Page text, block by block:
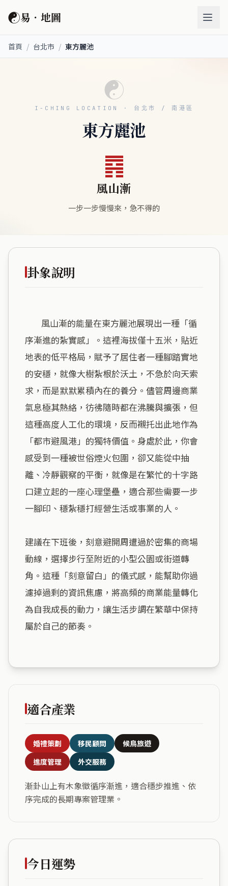
☯易．地圖
首頁 / 台北市 / 東方麗池
☯
I-CHING LOCATION · 台北市 / 南港區
東方麗池
䷴
風山漸
一步一步慢慢來，急不得的
卦象說明
序漸進的紮實感」。這裡海拔僅十五米，貼近
地表的低平格局，賦予了居住者一種腳踏實地
的安穩，就像大樹紮根於沃土，不急於向天索
求，而是默默累積內在的養分。儘管周邊商業
氣息極其熱絡，彷彿隨時都在沸騰與擴張，但
這種高度人工化的環境，反而襯托出此地作為
「都市避風港」的獨特價值。身處於此，你會
感受到一種被世俗煙火包圍，卻又能從中抽
離、冷靜觀察的平衡，就像是在繁忙的十字路
口建立起的一座心理堡壘，適合那些需要一步
一腳印、穩紮穩打經營生活或事業的人。
建議在下班後，刻意避開周遭過於密集的商場
動線，選擇步行至附近的小型公園或街道轉
角。這種「刻意留白」的儀式感，能幫助你過
濾掉過剩的資訊焦慮，將高頻的商業能量轉化
為自我成長的動力，讓生活步調在繁華中保持
屬於自己的節奏。
適合產業
婚禮策劃 移民顧問
候鳥旅遊
進度管理
外交服務
漸卦山上有木象徵循序漸進，適合穩步推進、依
序完成的長期專案管理業。
今日運勢